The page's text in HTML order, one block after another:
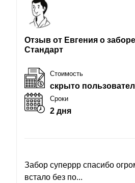
Отзыв от Евгения о
Стандарт
Стоимость
скрыто
Сроки
2 дня
Забор суперрр спасибо
встало без по...